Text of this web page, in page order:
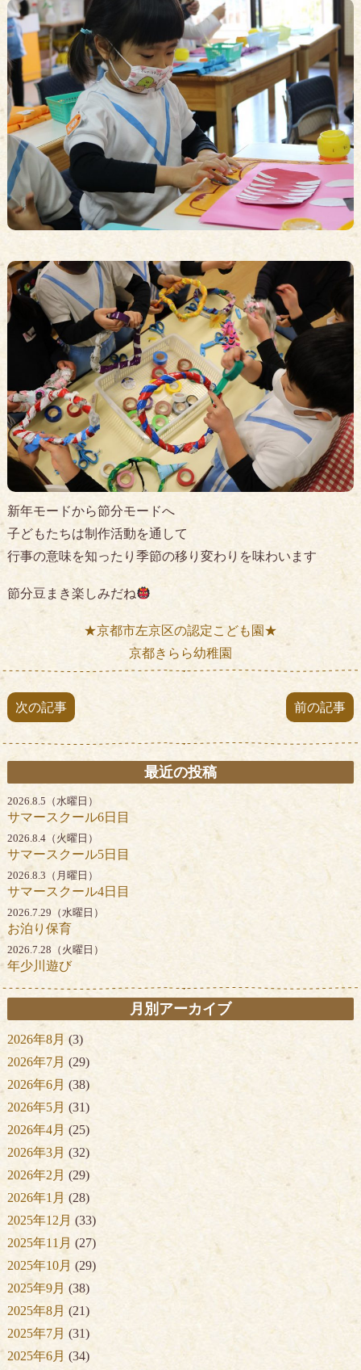
新年モードから節分モードへ
子どもたちは制作活動を通して
行事の意味を知ったり季節の移り変わりを味わいます
節分豆まき楽しみだね
★京都市左京区の認定こども園★
京都きらら幼稚園
次の記事 前の記事
最近の投稿
2026.8.5（水曜日）
サマースクール6日目
2026.8.4（火曜日）
サマースクール5日目
2026.8.3（月曜日）
サマースクール4日目
2026.7.29（水曜日）
お泊り保育
2026.7.28（火曜日）
年少川遊び
月別アーカイブ
2026年8月 (3)
2026年7月 (29)
2026年6月 (38)
2026年5月 (31)
2026年4月 (25)
2026年3月 (32)
2026年2月 (29)
2026年1月 (28)
2025年12月 (33)
2025年11月 (27)
2025年10月 (29)
2025年9月 (38)
2025年8月 (21)
2025年7月 (31)
2025年6月 (34)